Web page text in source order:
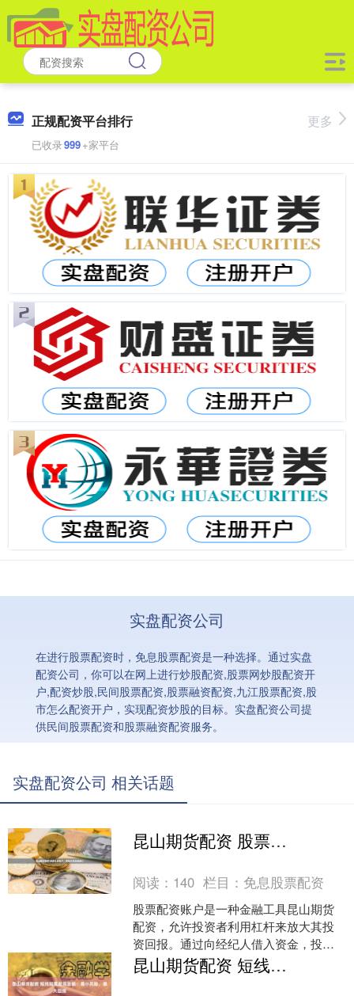
正规配资平台排行
已收录999+家平台
更多
实盘配资公司
在进行股票配资时，免息股票配资是一种选择。通过实盘
配资公司，你可以在网上进行炒股配资,股票网炒股配资开
户,配资炒股,民间股票配资,股票融资配资,九江股票配资,股
市怎么配资开户，实现配资炒股的目标。实盘配资公司提
供民间股票配资和股票融资配资服务。
实盘配资公司 相关话题
昆山期货配资 股票配资账户：解锁无限投资潜力
阅读： 140 栏目： 免息股票配资
股票配资账户是一种金融工具昆山期货
配资，允许投资者利用杠杆来放大其投
资回报。通过向经纪人借入资金，投资
者可以购买更多股票，从而增加其潜在
收益。 配资炒股最大的诱....
昆山期货配资 短线股票配资攻略：最小风险，最大回报